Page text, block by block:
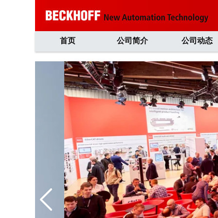
首页 公司简介 公司动态